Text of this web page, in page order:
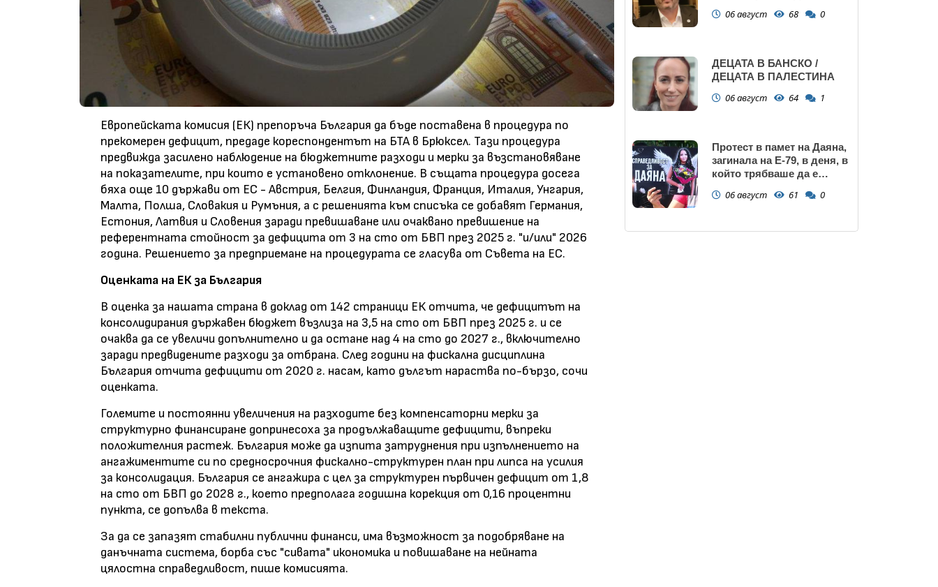
Европейската комисия (ЕК) препоръча България да бъде поставена в процедура по
прекомерен дефицит, предаде кореспондентът на БТА в Брюксел. Тази процедура
предвижда засилено наблюдение на бюджетните разходи и мерки за възстановяване
на показателите, при които е установено отклонение. В същата процедура досега
бяха още 10 държави от ЕС - Австрия, Белгия, Финландия, Франция, Италия, Унгария,
Малта, Полша, Словакия и Румъния, а с решенията към списъка се добавят Германия,
Естония, Латвия и Словения заради превишаване или очаквано превишение на
референтната стойност за дефицита от 3 на сто от БВП през 2025 г. "и/или" 2026
година. Решението за предприемане на процедурата се гласува от Съвета на ЕС.
Оценката на ЕК за България
В оценка за нашата страна в доклад от 142 страници ЕК отчита, че дефицитът на
консолидирания държавен бюджет възлиза на 3,5 на сто от БВП през 2025 г. и се
очаква да се увеличи допълнително и да остане над 4 на сто до 2027 г., включително
заради предвидените разходи за отбрана. След години на фискална дисциплина
България отчита дефицити от 2020 г. насам, като дългът нараства по-бързо, сочи
оценката.
Големите и постоянни увеличения на разходите без компенсаторни мерки за
структурно финансиране допринесоха за продължаващите дефицити, въпреки
положителния растеж. България може да изпита затруднения при изпълнението на
ангажиментите си по средносрочния фискално-структурен план при липса на усилия
за консолидация. България се ангажира с цел за структурен първичен дефицит от 1,8
на сто от БВП до 2028 г., което предполага годишна корекция от 0,16 процентни
пункта, се допълва в текста.
За да се запазят стабилни публични финанси, има възможност за подобряване на
данъчната система, борба със "сивата" икономика и повишаване на нейната
цялостна справедливост, пише комисията.
06 август 68 0
ДЕЦАТА В БАНСКО /
ДЕЦАТА В ПАЛЕСТИНА
06 август 64 1
Протест в памет на Даяна,
загинала на Е-79, в деня, в
който трябваше да е
06 август 61 0